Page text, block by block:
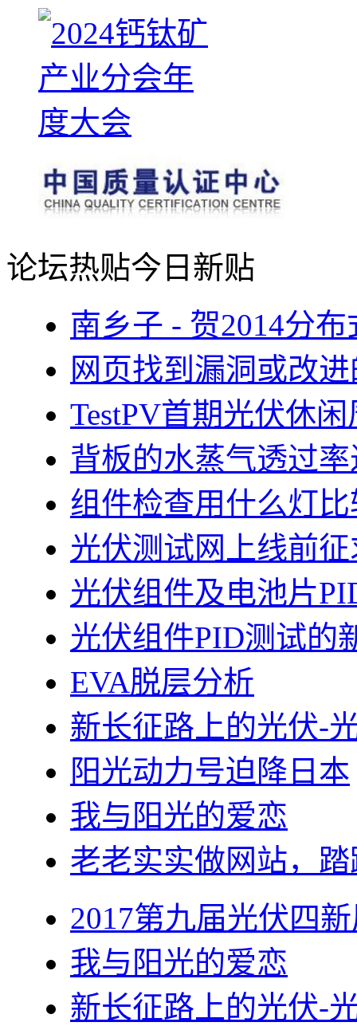
论坛热贴今日新贴
南乡子 - 贺2014分
网页找到漏洞或改
TestPV首期光伏休
背板的水蒸气透过
组件检查用什么灯
光伏测试网上线前
光伏组件及电池片
光伏组件PID测试的
EVA脱层分析
新长征路上的光伏-
阳光动力号迫降日本
我与阳光的爱恋
老老实实做网站，
2017第九届光伏四
我与阳光的爱恋
新长征路上的光伏-